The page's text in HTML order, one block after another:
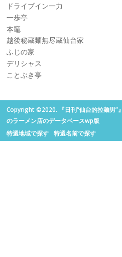
ドライブイン一力
一歩亭
本竈
越後秘蔵麺無尽蔵仙台家
ふじの家
デリシャス
ことぶき亭
Copyright ©2020. 『日刊“仙台的拉麺男”
のラーメン店のデータベースwp版
特選地域で探す
特選名前で探す